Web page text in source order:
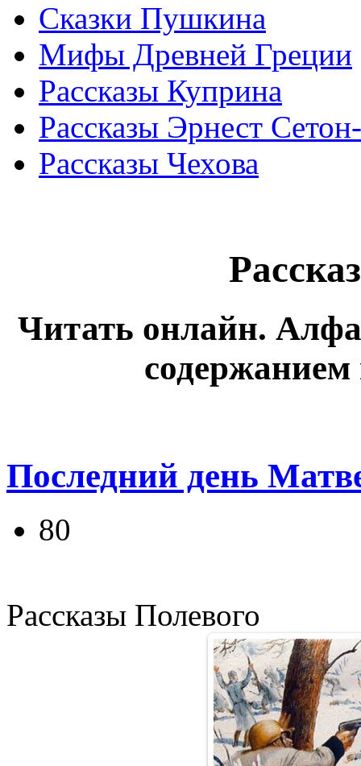
Сказки Пушкина
Мифы Древней Греции
Рассказы Куприна
Рассказы Эрнест
Рассказы Чехова
Читать онлайн.
Последний день
80
Рассказы Полевого